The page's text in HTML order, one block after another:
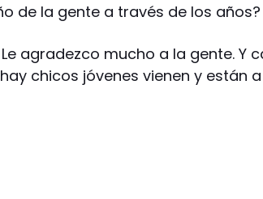
de la gente a través de los años?
agradezco mucho a la gente. Y
chicos jóvenes vienen y están